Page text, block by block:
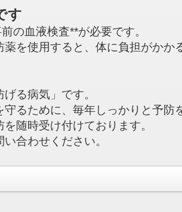
す
の血液検査**が必要です。
を使用すると、体に負担がかか
る病気」です。
るために、毎年しっかりと予防
随時受け付けております。
合わせください。